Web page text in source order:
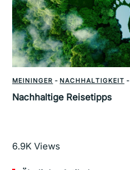
MEININGER - NACHHALTIGKEIT -
Nachhaltige Reisetipps
Mehr lesen
6.9K Views